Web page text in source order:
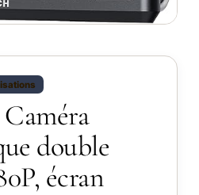
double
écran